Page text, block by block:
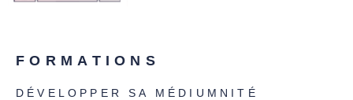
FORMATIONS
DÉVELOPPER SA MÉDIUMNITÉ